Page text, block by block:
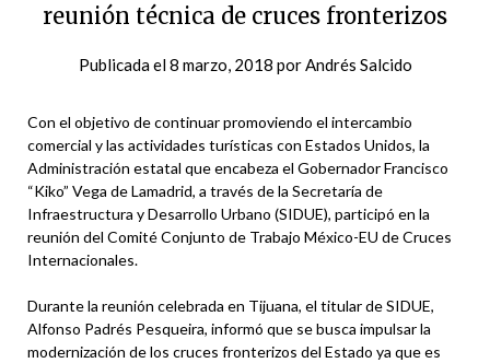
reunión técnica de cruces fronterizos
Publicada el8 marzo, 2018 porAndrés Salcido
Con el objetivo de continuar promoviendo el intercambio
comercial y las actividades turísticas con Estados Unidos, la
Administración estatal que encabeza el Gobernador Francisco
“Kiko” Vega de Lamadrid, a través de la Secretaría de
Infraestructura y Desarrollo Urbano (SIDUE), participó en la
reunión del Comité Conjunto de Trabajo México-EU de Cruces
Internacionales.
Durante la reunión celebrada en Tijuana, el titular de SIDUE,
Alfonso Padrés Pesqueira, informó que se busca impulsar la
modernización de los cruces fronterizos del Estado ya que es